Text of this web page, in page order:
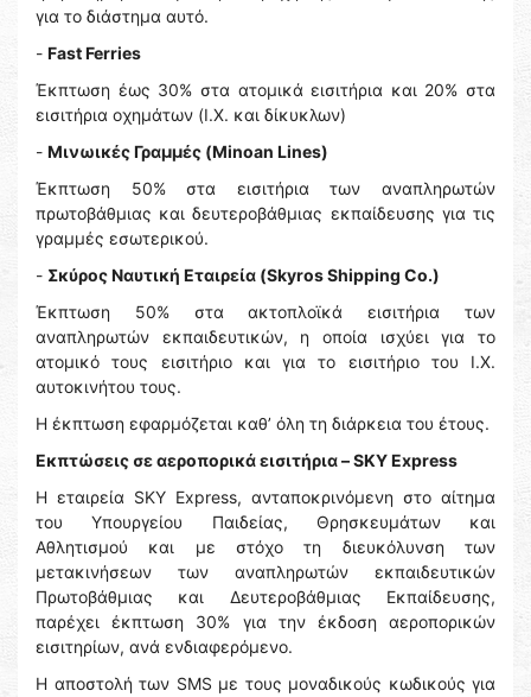
για το διάστημα αυτό.
- Fast Ferries
Έκπτωση έως 30% στα ατομικά εισιτήρια και 20% στα
εισιτήρια οχημάτων (Ι.Χ. και δίκυκλων)
- Μινωικές Γραμμές (Minoan Lines)
Έκπτωση 50% στα εισιτήρια των αναπληρωτών
πρωτοβάθμιας και δευτεροβάθμιας εκπαίδευσης για τις
γραμμές εσωτερικού.
- Σκύρος Ναυτική Εταιρεία (Skyros Shipping Co.)
Έκπτωση 50% στα ακτοπλοϊκά εισιτήρια των
αναπληρωτών εκπαιδευτικών, η οποία ισχύει για το
ατομικό τους εισιτήριο και για το εισιτήριο του Ι.Χ.
αυτοκινήτου τους.
Η έκπτωση εφαρμόζεται καθ’ όλη τη διάρκεια του έτους.
Εκπτώσεις σε αεροπορικά εισιτήρια – SKY Express
Η εταιρεία SKY Express, ανταποκρινόμενη στο αίτημα
του Υπουργείου Παιδείας, Θρησκευμάτων και
Αθλητισμού και με στόχο τη διευκόλυνση των
μετακινήσεων των αναπληρωτών εκπαιδευτικών
Πρωτοβάθμιας και Δευτεροβάθμιας Εκπαίδευσης,
παρέχει έκπτωση 30% για την έκδοση αεροπορικών
εισιτηρίων, ανά ενδιαφερόμενο.
Η αποστολή των SMS με τους μοναδικούς κωδικούς για